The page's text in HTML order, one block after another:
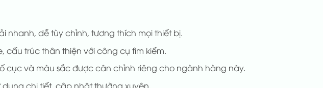
nhanh, dễ tùy chỉnh, tương thích mọi thiết bị.
cấu trúc thân thiện với công cụ tìm kiếm.
cục và màu sắc được cân chỉnh riêng cho ngành hàng này.
chi tiết, cập nhật thường xuyên.